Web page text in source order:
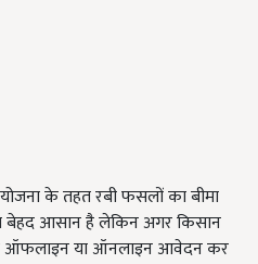
योजना के तहत रबी फसलों का बीमा
बेहद आसान है लेकिन अगर किसान
ऑफलाइन या ऑनलाइन आवेदन कर